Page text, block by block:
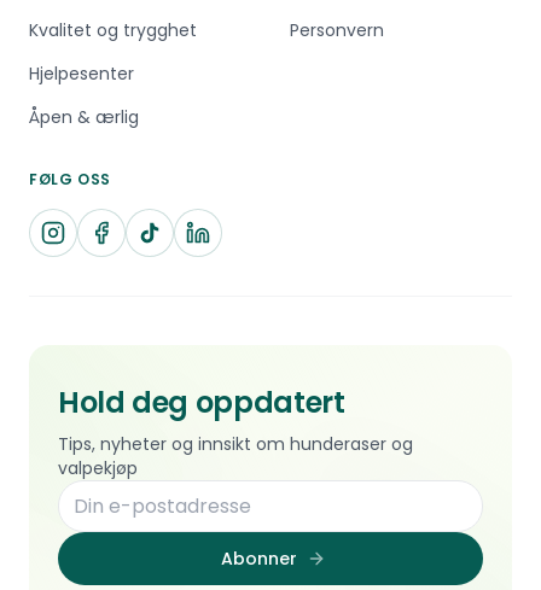
Kvalitet og trygghet
Hjelpesenter
Åpen & ærlig
Personvern
FØLG OSS
Hold deg oppdatert
Tips, nyheter og innsikt om hunderaser og
valpekjøp
Abonner